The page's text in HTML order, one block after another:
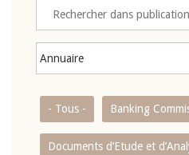
- Tous - Banking
Documents d’Etude et